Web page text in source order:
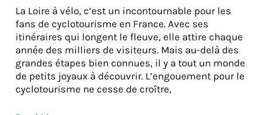
La Loire à vélo, c’est un incontournable pour les
fans de cyclotourisme en France. Avec ses
itinéraires qui longent le fleuve, elle attire chaque
année des milliers de visiteurs. Mais au-delà des
grandes étapes bien connues, il y a tout un monde
de petits joyaux à découvrir. L’engouement pour le
cyclotourisme ne cesse de croître,